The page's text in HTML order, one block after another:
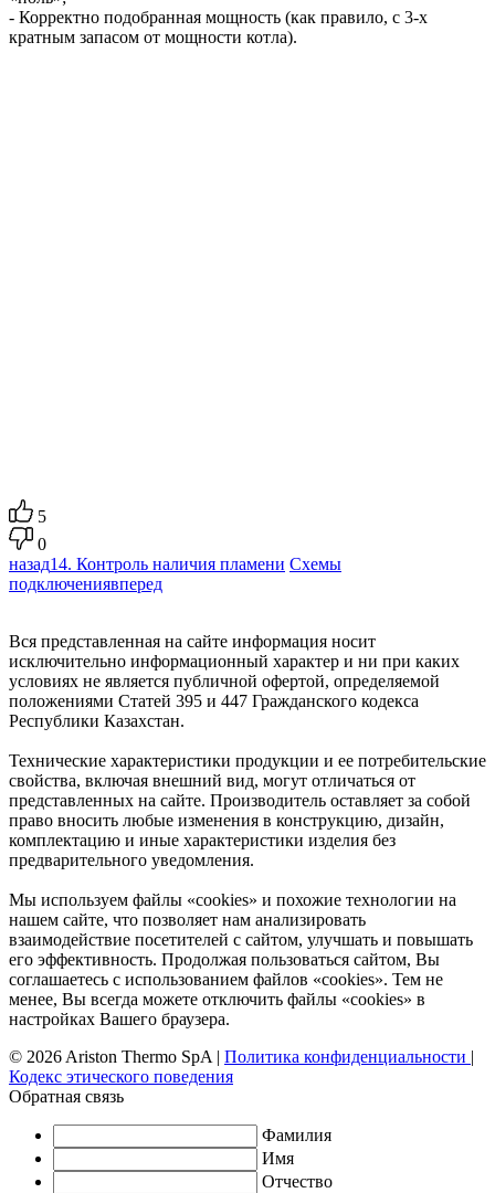
- Корректно подобранная мощность (как правило, с 3-х
кратным запасом от мощности котла).
5
0
назад14. Контроль наличия пламени Схемы
подключениявперед
Вся представленная на сайте информация носит
исключительно информационный характер и ни при каких
условиях не является публичной офертой, определяемой
положениями Статей 395 и 447 Гражданского кодекса
Республики Казахстан.
Технические характеристики продукции и ее потребительские
свойства, включая внешний вид, могут отличаться от
представленных на сайте. Производитель оставляет за собой
право вносить любые изменения в конструкцию, дизайн,
комплектацию и иные характеристики изделия без
предварительного уведомления.
Мы используем файлы «cookies» и похожие технологии на
нашем сайте, что позволяет нам анализировать
взаимодействие посетителей с сайтом, улучшать и повышать
его эффективность. Продолжая пользоваться сайтом, Вы
соглашаетесь с использованием файлов «cookies». Тем не
менее, Вы всегда можете отключить файлы «cookies» в
настройках Вашего браузера.
© 2026 Ariston Thermo SpA | Политика конфиденциальности |
Кодекс этического поведения
Обратная связь
Фамилия
Имя
Отчество